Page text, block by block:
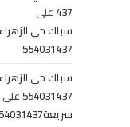
437 على
554031437
554031437على
سريعة0554031437